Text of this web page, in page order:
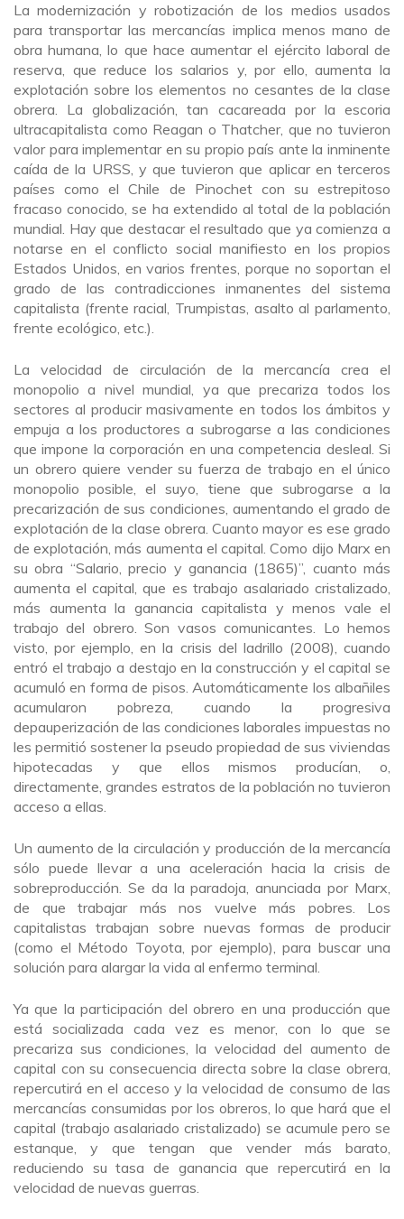
La modernización y robotización de los medios usados
para transportar las mercancías implica menos mano de
obra humana, lo que hace aumentar el ejército laboral de
reserva, que reduce los salarios y, por ello, aumenta la
explotación sobre los elementos no cesantes de la clase
obrera. La globalización, tan cacareada por la escoria
ultracapitalista como Reagan o Thatcher, que no tuvieron
valor para implementar en su propio país ante la inminente
caída de la URSS, y que tuvieron que aplicar en terceros
países como el Chile de Pinochet con su estrepitoso
fracaso conocido, se ha extendido al total de la población
mundial. Hay que destacar el resultado que ya comienza a
notarse en el conflicto social manifiesto en los propios
Estados Unidos, en varios frentes, porque no soportan el
grado de las contradicciones inmanentes del sistema
capitalista (frente racial, Trumpistas, asalto al parlamento,
frente ecológico, etc.).
La velocidad de circulación de la mercancía crea el
monopolio a nivel mundial, ya que precariza todos los
sectores al producir masivamente en todos los ámbitos y
empuja a los productores a subrogarse a las condiciones
que impone la corporación en una competencia desleal. Si
un obrero quiere vender su fuerza de trabajo en el único
monopolio posible, el suyo, tiene que subrogarse a la
precarización de sus condiciones, aumentando el grado de
explotación de la clase obrera. Cuanto mayor es ese grado
de explotación, más aumenta el capital. Como dijo Marx en
su obra “Salario, precio y ganancia (1865)”, cuanto más
aumenta el capital, que es trabajo asalariado cristalizado,
más aumenta la ganancia capitalista y menos vale el
trabajo del obrero. Son vasos comunicantes. Lo hemos
visto, por ejemplo, en la crisis del ladrillo (2008), cuando
entró el trabajo a destajo en la construcción y el capital se
acumuló en forma de pisos. Automáticamente los albañiles
acumularon pobreza, cuando la progresiva
depauperización de las condiciones laborales impuestas no
les permitió sostener la pseudo propiedad de sus viviendas
hipotecadas y que ellos mismos producían, o,
directamente, grandes estratos de la población no tuvieron
acceso a ellas.
Un aumento de la circulación y producción de la mercancía
sólo puede llevar a una aceleración hacia la crisis de
sobreproducción. Se da la paradoja, anunciada por Marx,
de que trabajar más nos vuelve más pobres. Los
capitalistas trabajan sobre nuevas formas de producir
(como el Método Toyota, por ejemplo), para buscar una
solución para alargar la vida al enfermo terminal.
Ya que la participación del obrero en una producción que
está socializada cada vez es menor, con lo que se
precariza sus condiciones, la velocidad del aumento de
capital con su consecuencia directa sobre la clase obrera,
repercutirá en el acceso y la velocidad de consumo de las
mercancías consumidas por los obreros, lo que hará que el
capital (trabajo asalariado cristalizado) se acumule pero se
estanque, y que tengan que vender más barato,
reduciendo su tasa de ganancia que repercutirá en la
velocidad de nuevas guerras.